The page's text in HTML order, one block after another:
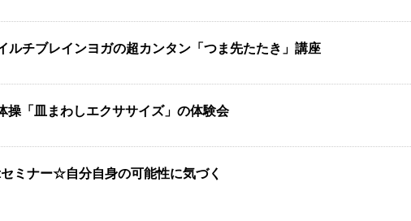
ルチブレインヨガの超カンタン「つま先たたき」講座
操「皿まわしエクササイズ」の体験会
ミナー☆自分自身の可能性に気づく